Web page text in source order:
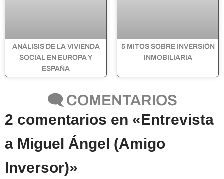
ANÁLISIS DE LA VIVIENDA
SOCIAL EN EUROPA Y
ESPAÑA
5 MITOS SOBRE INVERSIÓN
INMOBILIARIA
🗨 COMENTARIOS
2 comentarios en «Entrevista
a Miguel Ángel (Amigo
Inversor)»